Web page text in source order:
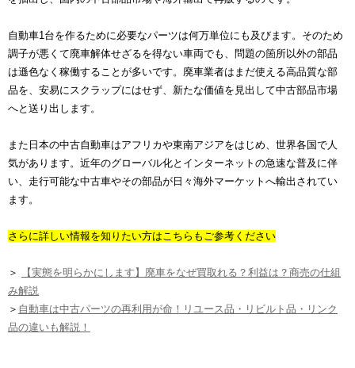
自動車1台を作るために必要なパーツは何万単位にも及びます。そのため
調子が悪くて廃車解体せざるを得ない車両でも、問題の箇所以外の部品
は遜色なく稼働することが多いです。廃車業者はまだ使える高品質な部
品を、安易にスクラップにはせず、新たな価値を見出して中古部品市場
へと送り出します。
また日本の中古自動車はアフリカや東南アジアをはじめ、世界各国で人
気があります。近年のグローバル化とインターネットの急速な普及に伴
い、走行可能な中古車やその部品が日々海外マーケットへ輸出されてい
ます。
さらに詳しい情報を知りたい方はこちらもご参考ください
＞
【実態を明らかにします】廃車をなぜ買取れる？利益は？商売の仕組
み解説
＞ 自動車は中古パーツの再利用が命！リユース品・リビルト品・リンク
品の違いも解説！